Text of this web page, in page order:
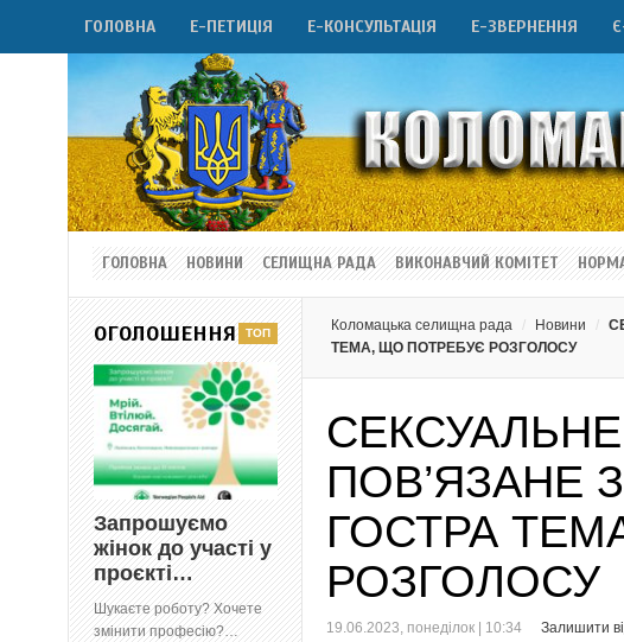
ГОЛОВНА Е-ПЕТИЦІЯ Е-КОНСУЛЬТАЦІЯ Е-ЗВЕРНЕННЯ
ГОЛОВНА НОВИНИ СЕЛИЩНА РАДА ВИКОНАВЧИЙ КОМІТЕТ
Коломацька селищна рада Новини
ТЕМА, ЩО ПОТРЕБУЄ РОЗГОЛОСУ
ПОВ’ЯЗАНЕ
ГОСТРА
РОЗГОЛОСУ
19.06.2023, понеділок | 10:34 Залишити
ОГОЛОШЕННЯ
Запрошуємо
жінок до участі у
проєкті…
Шукаєте роботу? Хочете
змінити професію?…